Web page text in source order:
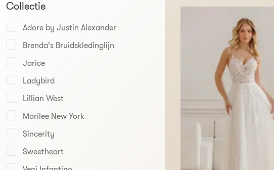
Collectie
Adore by Justin Alexander
Brenda's Bruidskledinglijn
Jarice
Ladybird
Lillian West
Morilee New York
Sincerity
Sweetheart